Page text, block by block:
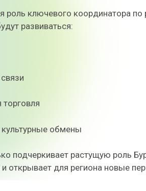
роль ключевого координатора
развиваться:
торговля
культурные обмены
подчеркивает растущую роль
открывает для региона новые